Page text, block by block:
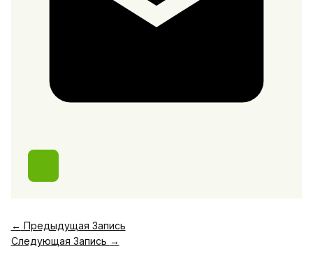
← Предыдущая Запись
Следующая Запись →